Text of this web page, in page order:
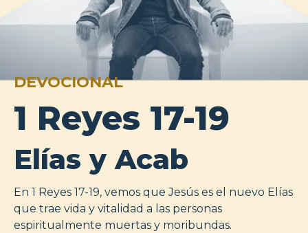
DEVOCIONAL
1 Reyes 17-19
Elías y Acab
En 1 Reyes 17-19, vemos que Jesús es el nuevo Elías
que trae vida y vitalidad a las personas
espiritualmente muertas y moribundas.